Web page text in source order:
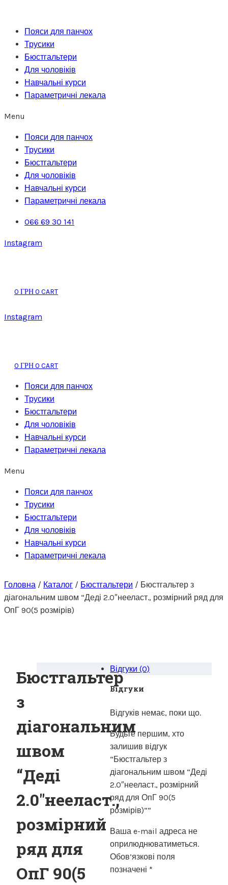
вмістуПояси для панчох
Трусики
Бюстгальтери
Для чоловіків
Навчальні курси
Параметричні лекала
Menu
Пояси для панчох
Трусики
Бюстгальтери
Для чоловіків
Навчальні курси
Параметричні лекала
066 69 30 141
Instagram
0 ГРН 0 CART
Instagram
0 ГРН 0 CART
Пояси для панчох
Трусики
Бюстгальтери
Для чоловіків
Навчальні курси
Параметричні лекала
Menu
Пояси для панчох
Трусики
Бюстгальтери
Для чоловіків
Навчальні курси
Параметричні лекала
Головна / Каталог / Бюстгальтери / Бюстгальтер з
діагональним швом “Деді 2.0″нееласт., розмірний ряд для
ОпГ 90(5 розмірів)
Бюстгальтер
з
діагональним
швом
“Деді
2.0″нееласт.,
розмірний
ряд для
ОпГ 90(5
Відгуки (0)
Відгуки
Відгуків немає, поки що.
Будьте першим, хто
залишив відгук
“Бюстгальтер з
діагональним швом “Деді
2.0″нееласт., розмірний
ряд для ОпГ 90(5
розмірів)”“
Ваша e-mail адреса не
оприлюднюватиметься.
Обов’язкові поля
позначені *